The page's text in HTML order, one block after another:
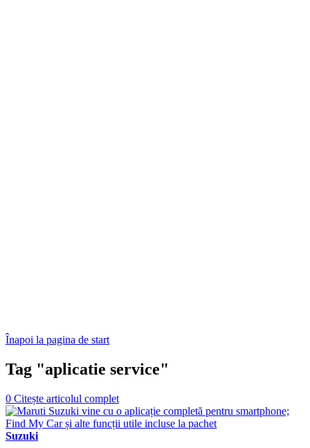
Înapoi la pagina de start
Tag "aplicatie service"
0 Citește articolul complet
Suzuki